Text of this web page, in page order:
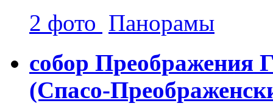
2 фото Панорамы
собор Преображения
(Спасо-